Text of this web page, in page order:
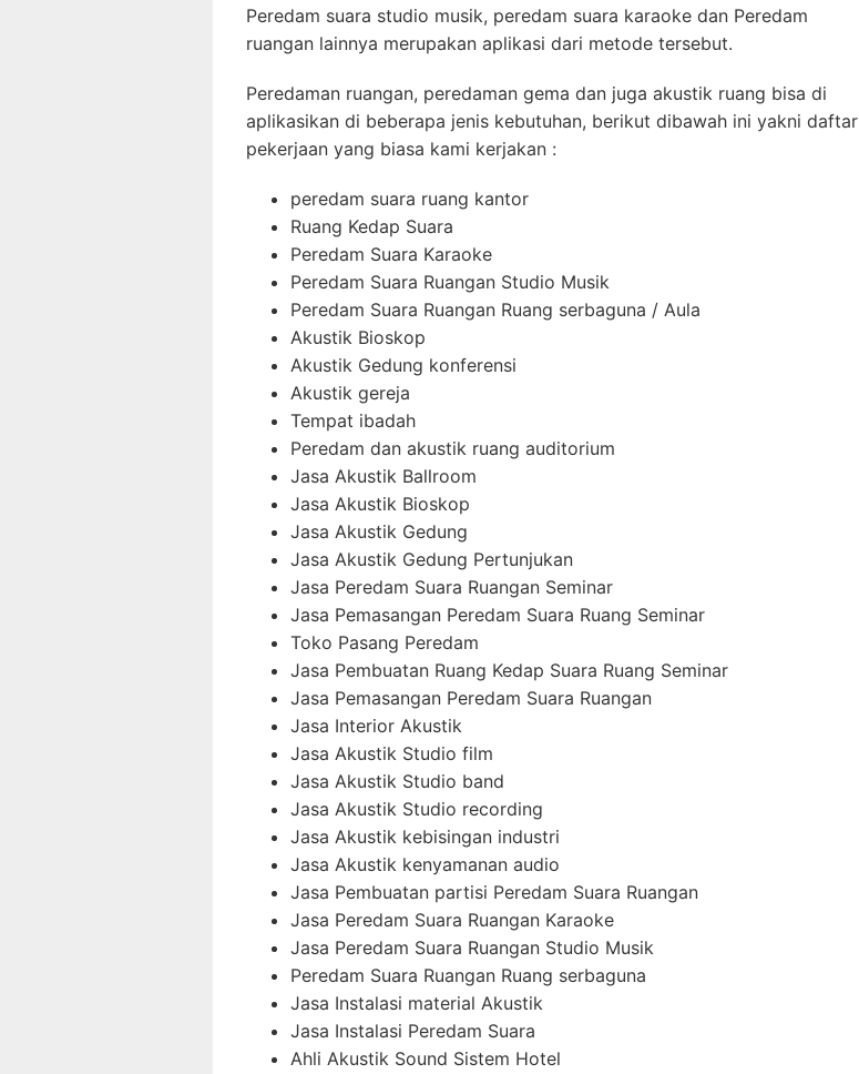
Peredam suara studio musik, peredam suara karaoke dan Peredam
ruangan lainnya merupakan aplikasi dari metode tersebut.
Peredaman ruangan, peredaman gema dan juga akustik ruang bisa di
aplikasikan di beberapa jenis kebutuhan, berikut dibawah ini yakni daftar
pekerjaan yang biasa kami kerjakan :
peredam suara ruang kantor
Ruang Kedap Suara
Peredam Suara Karaoke
Peredam Suara Ruangan Studio Musik
Peredam Suara Ruangan Ruang serbaguna / Aula
Akustik Bioskop
Akustik Gedung konferensi
Akustik gereja
Tempat ibadah
Peredam dan akustik ruang auditorium
Jasa Akustik Ballroom
Jasa Akustik Bioskop
Jasa Akustik Gedung
Jasa Akustik Gedung Pertunjukan
Jasa Peredam Suara Ruangan Seminar
Jasa Pemasangan Peredam Suara Ruang Seminar
Toko Pasang Peredam
Jasa Pembuatan Ruang Kedap Suara Ruang Seminar
Jasa Pemasangan Peredam Suara Ruangan
Jasa Interior Akustik
Jasa Akustik Studio film
Jasa Akustik Studio band
Jasa Akustik Studio recording
Jasa Akustik kebisingan industri
Jasa Akustik kenyamanan audio
Jasa Pembuatan partisi Peredam Suara Ruangan
Jasa Peredam Suara Ruangan Karaoke
Jasa Peredam Suara Ruangan Studio Musik
Peredam Suara Ruangan Ruang serbaguna
Jasa Instalasi material Akustik
Jasa Instalasi Peredam Suara
Ahli Akustik Sound Sistem Hotel